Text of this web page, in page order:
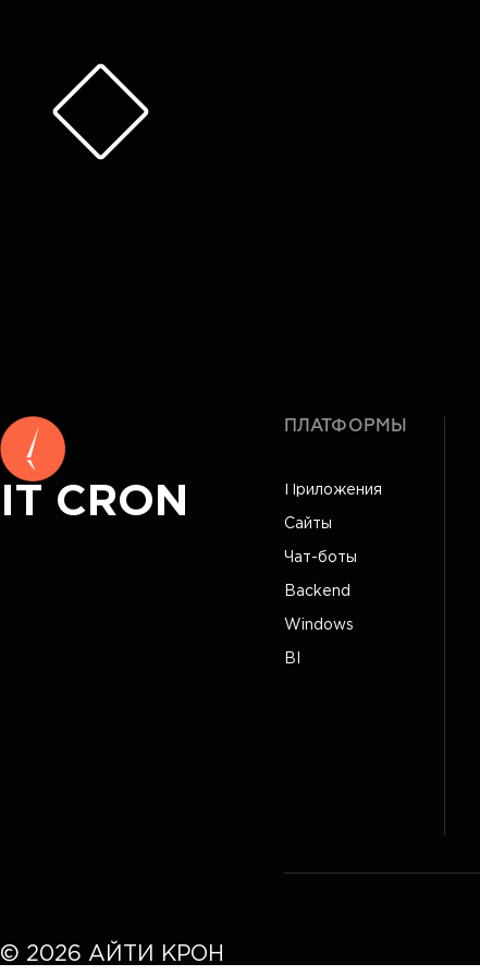
IT CRON
© 2026 АЙТИ КРОН
ПЛАТФОРМЫ
Приложения
Сайты
Чат-боты
Backend
Windows
BI